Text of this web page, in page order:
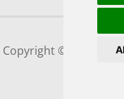
Copyright © 2026